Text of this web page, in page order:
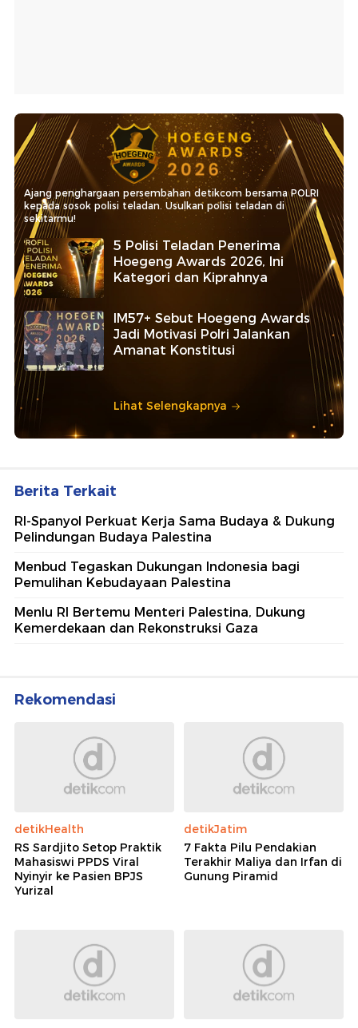
Ajang penghargaan persembahan detikcom bersama POLRI
kepada sosok polisi teladan. Usulkan polisi teladan di
sekitarmu!
5 Polisi Teladan Penerima
Hoegeng Awards 2026, Ini
Kategori dan Kiprahnya
IM57+ Sebut Hoegeng Awards
Jadi Motivasi Polri Jalankan
Amanat Konstitusi
Lihat Selengkapnya
Berita Terkait
RI-Spanyol Perkuat Kerja Sama Budaya & Dukung
Pelindungan Budaya Palestina
Menbud Tegaskan Dukungan Indonesia bagi
Pemulihan Kebudayaan Palestina
Menlu RI Bertemu Menteri Palestina, Dukung
Kemerdekaan dan Rekonstruksi Gaza
Rekomendasi
detikHealth
RS Sardjito Setop Praktik
Mahasiswi PPDS Viral
Nyinyir ke Pasien BPJS
Yurizal
detikJatim
7 Fakta Pilu Pendakian
Terakhir Maliya dan Irfan di
Gunung Piramid